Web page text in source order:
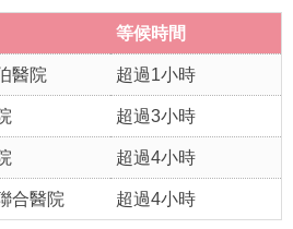
等候時間
醫院 超過1小時
超過3小時
超過4小時
合醫院 超過4小時